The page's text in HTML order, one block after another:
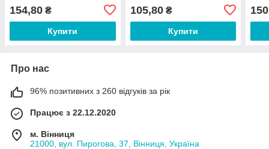
154,80 ₴
Купити
105,80₴
Купити
Про нас
96% позитивних з 260 відгуків за рік
Працює з 22.12.2020
м. Вінниця
21000, вул. Пирогова, 37, Вінниця, Україна